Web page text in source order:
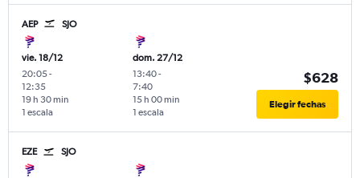
AEP SJO
vie. 18/12
20:05-
12:35
1 escala
19 h 30 min
dom. 27/12
13:40-
7:40
1 escala
15 h 00 min
$628
Elegir fechas
EZE SJO